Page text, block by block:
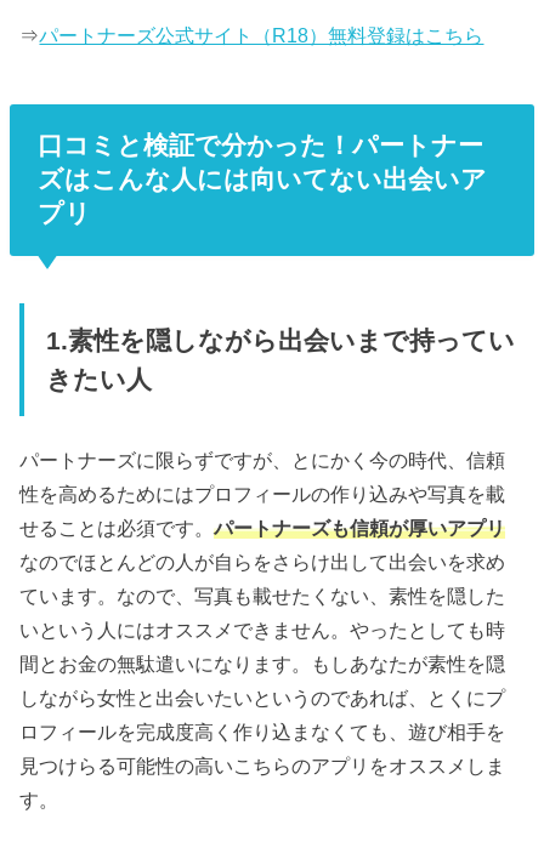
⇒パートナーズ公式サイト（R18）無料登録はこちら
口コミと検証で分かった！パートナー
ズはこんな人には向いてない出会いア
プリ
1.素性を隠しながら出会いまで持ってい
きたい人
パートナーズに限らずですが、とにかく今の時代、信頼
性を高めるためにはプロフィールの作り込みや写真を載
せることは必須です。パートナーズも信頼が厚いアプリ
なのでほとんどの人が自らをさらけ出して出会いを求め
ています。なので、写真も載せたくない、素性を隠した
いという人にはオススメできません。やったとしても時
間とお金の無駄遣いになります。もしあなたが素性を隠
しながら女性と出会いたいというのであれば、とくにプ
ロフィールを完成度高く作り込まなくても、遊び相手を
見つけらる可能性の高いこちらのアプリをオススメしま
す。